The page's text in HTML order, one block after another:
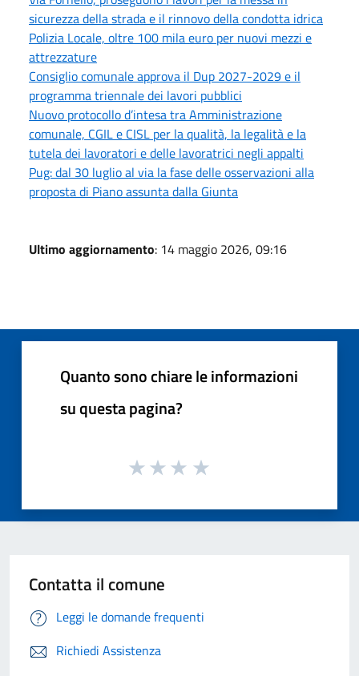
sicurezza della strada e il rinnovo della condotta idrica
Polizia Locale, oltre 100 mila euro per nuovi mezzi e
attrezzature
Consiglio comunale approva il Dup 2027-2029 e il
programma triennale dei lavori pubblici
Nuovo protocollo d’intesa tra Amministrazione
comunale, CGIL e CISL per la qualità, la legalità e la
tutela dei lavoratori e delle lavoratrici negli appalti
Pug: dal 30 luglio al via la fase delle osservazioni alla
proposta di Piano assunta dalla Giunta
Ultimo aggiornamento: 14 maggio 2026, 09:16
Quanto sono chiare le informazioni
su questa pagina?
Contatta il comune
Leggi le domande frequenti
Richiedi Assistenza